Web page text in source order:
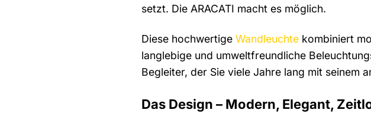
setzt. Die ARACATI macht es möglich.
Diese hochwertige Wandleuchte kombiniert
langlebige und umweltfreundliche
Begleiter, der Sie viele Jahre lang mit seinem
Das Design – Modern, Elegant,